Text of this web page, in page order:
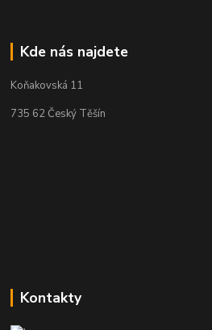
Kde nás najdete
Koňakovská 11
735 62 Český Těšín
Kontakty